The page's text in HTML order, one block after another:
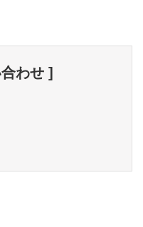
わせ ]